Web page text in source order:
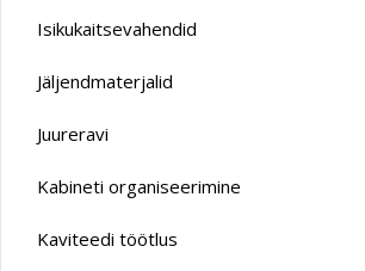
Isikukaitsevahendid
Jäljendmaterjalid
Juureravi
Kabineti organiseerimine
Kaviteedi töötlus